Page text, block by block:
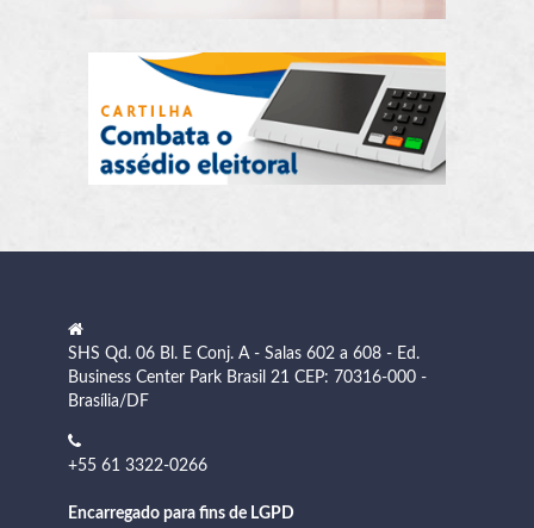
SHS Qd. 06 Bl. E Conj. A - Salas 602 a 608 - Ed.
Business Center Park Brasil 21 CEP: 70316-000 -
Brasília/DF
+55 61 3322-0266
Encarregado para fins de LGPD